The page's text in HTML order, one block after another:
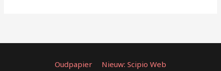
Oudpapier Nieuw: Scipio Web